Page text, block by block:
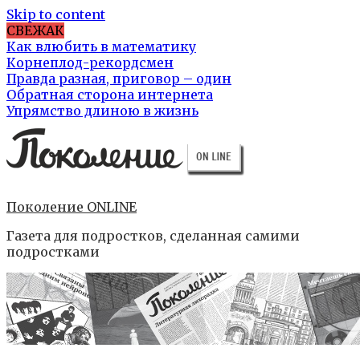
Skip to content
СВЕЖАК
Как влюбить в математику
Корнеплод-рекордсмен
Правда разная, приговор – один
Обратная сторона интернета
Упрямство длиною в жизнь
Поколение ONLINE
Газета для подростков, сделанная самими
подростками